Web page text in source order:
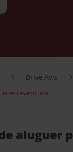
Drive Avis
aluguer